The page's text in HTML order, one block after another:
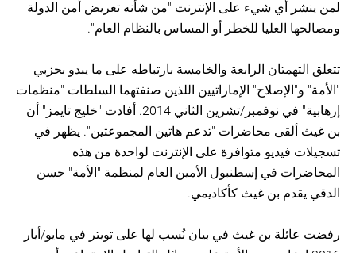
لمن ينشر أي شيء على الإنترنت "من شأنه تعريض أمن الدولة
ومصالحها العليا للخطر أو المساس بالنظام العام".
تتعلق التهمتان الرابعة والخامسة بارتباطه على ما يبدو بحزبي
"الأمة" و"الإصلاح" الإماراتيين اللذين صنفتهما السلطات "منظمات
إرهابية" في نوفمبر/تشرين الثاني 2014. أفادت "خليج تايمز" أن
بن غيث ألقى محاضرات "تدعم هاتين المجموعتين". يظهر في
تسجيلات فيديو متوافرة على الإنترنت لواحدة من هذه
المحاضرات في إسطنبول الأمين العام لمنظمة "الأمة" حسن
الدقي يقدم بن غيث كأكاديمي.
رفضت عائلة بن غيث في بيان نُسب لها على تويتر في مايو/أيار